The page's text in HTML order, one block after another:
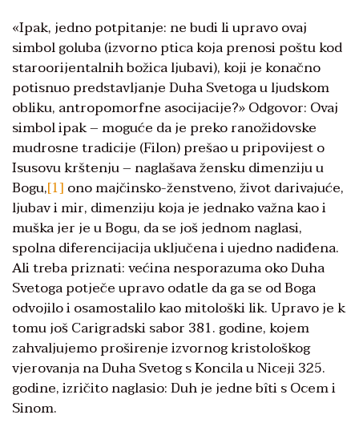
«Ipak, jedno potpitanje: ne budi li upravo ovaj
simbol goluba (izvorno ptica koja prenosi poštu kod
staroorijentalnih božica ljubavi), koji je konačno
potisnuo predstavljanje Duha Svetoga u ljudskom
obliku, antropomorfne asocijacije?» Odgovor: Ovaj
simbol ipak – moguće da je preko ranožidovske
mudrosne tradicije (Filon) prešao u pripovijest o
Isusovu krštenju – naglašava žensku dimenziju u
Bogu,[1] ono majčinsko-ženstveno, život darivajuće,
ljubav i mir, dimenziju koja je jednako važna kao i
muška jer je u Bogu, da se još jednom naglasi,
spolna diferencijacija uključena i ujedno nadiđena.
Ali treba priznati: većina nesporazuma oko Duha
Svetoga potječe upravo odatle da ga se od Boga
odvojilo i osamostalilo kao mitološki lik. Upravo je k
tomu još Carigradski sabor 381. godine, kojem
zahvaljujemo proširenje izvornog kristološkog
vjerovanja na Duha Svetog s Koncila u Niceji 325.
godine, izričito naglasio: Duh je jedne bîti s Ocem i
Sinom.